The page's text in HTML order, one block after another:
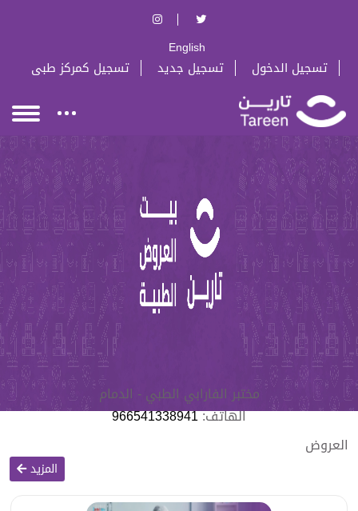
English
تسجيل الدخول تسجيل جديد تسجيل كمركز طبى
مختبر الفارابي الطبي - الدمام
الهاتف:966541338941
العروض
المزيد